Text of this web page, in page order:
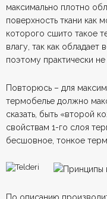
максимально плотно
поверхность ткани как
которого сшито такое
влагу, так как
поэтому практически не
Повторюсь – для
термобелье должно
сказать, быть «второй
свойствам 1-го слоя
бесшовное, тонкое